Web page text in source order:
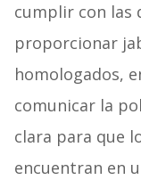
cumplir con las
proporcionar
homologados,
comunicar la
clara para que
encuentran en